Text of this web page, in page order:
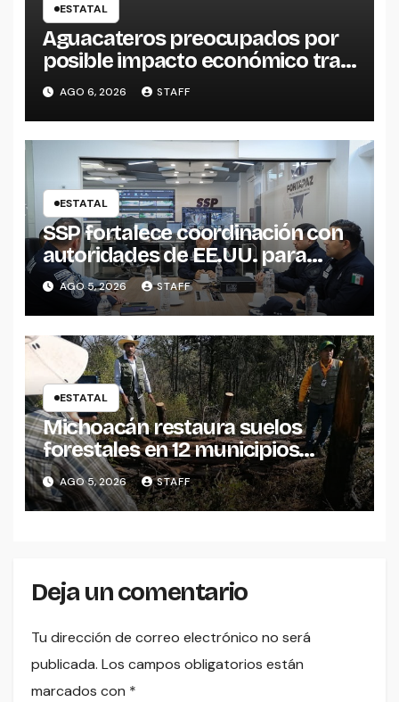
ESTATAL
Aguacateros preocupados por
posible impacto económico tras
alerta de Estados Unidos
AGO 6, 2026 STAFF
ESTATAL
SSP fortalece coordinación con
autoridades de EE.UU. para
reforzar seguridad en la región
aguacatera
AGO 5, 2026 STAFF
ESTATAL
Michoacán restaura suelos
forestales en 12 municipios
afectados por incendios
AGO 5, 2026 STAFF
Deja un comentario
Tu dirección de correo electrónico no será
publicada. Los campos obligatorios están
marcados con *